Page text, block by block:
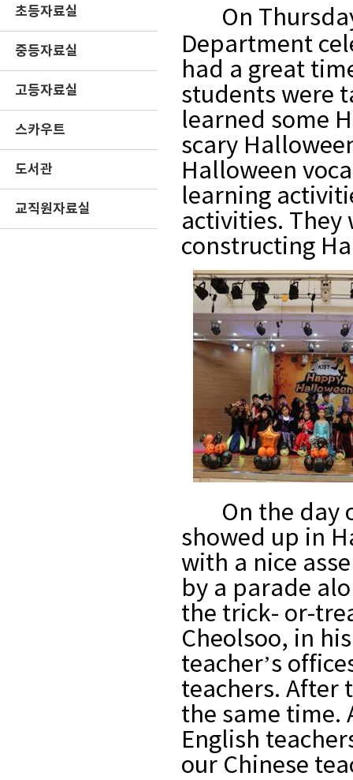
초등자료실
중등자료실
고등자료실
스카우트
도서관
교직원자료실
On
Department
had a great
students were
learned some
scary
Halloween
learning
activities. They
constructing
On the day
showed up in
with a nice
by a parade
the trick- or-
Cheolsoo, in
teacher’s
teachers. After
the same time.
English
our Chinese